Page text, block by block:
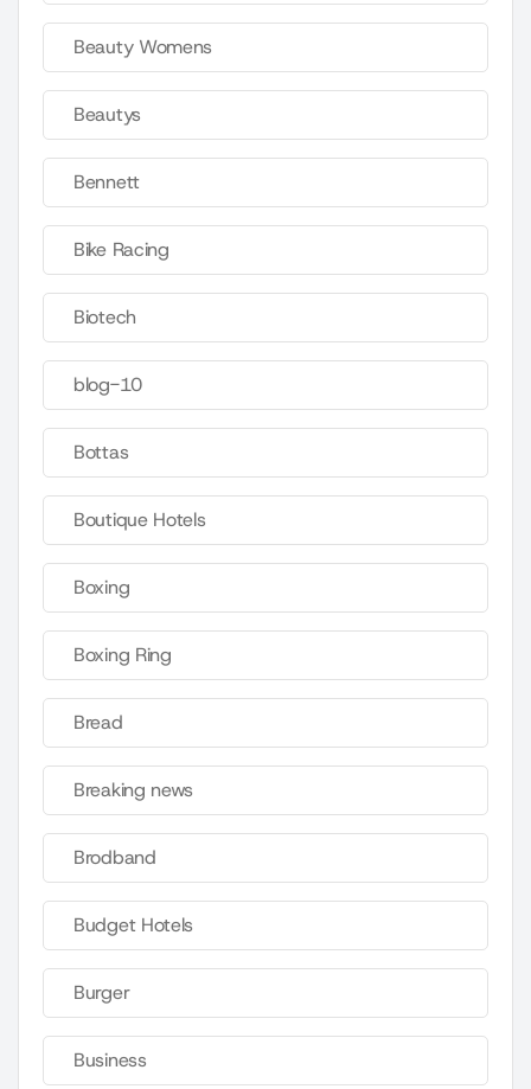
Beauty Womens
Beautys
Bennett
Bike Racing
Biotech
blog-10
Bottas
Boutique Hotels
Boxing
Boxing Ring
Bread
Breaking news
Brodband
Budget Hotels
Burger
Business